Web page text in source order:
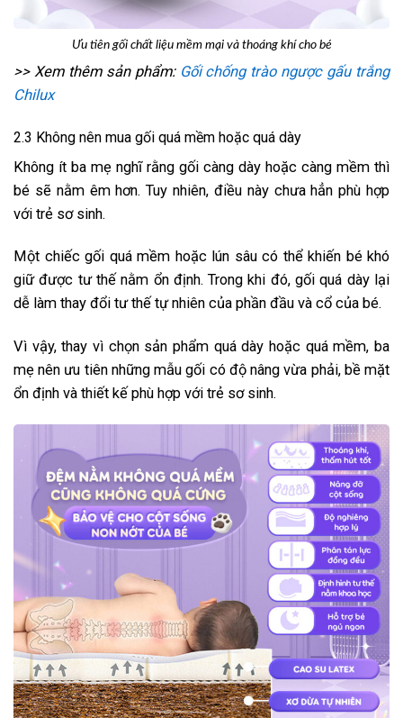
Ưu tiên gối chất liệu mềm mại và thoáng khí cho bé
>> Xem thêm sản phẩm: Gối chống trào ngược gấu trắng
Chilux
2.3 Không nên mua gối quá mềm hoặc quá dày
Không ít ba mẹ nghĩ rằng gối càng dày hoặc càng mềm thì
bé sẽ nằm êm hơn. Tuy nhiên, điều này chưa hẳn phù hợp
với trẻ sơ sinh.
Một chiếc gối quá mềm hoặc lún sâu có thể khiến bé khó
giữ được tư thế nằm ổn định. Trong khi đó, gối quá dày lại
dễ làm thay đổi tư thế tự nhiên của phần đầu và cổ của bé.
Vì vậy, thay vì chọn sản phẩm quá dày hoặc quá mềm, ba
mẹ nên ưu tiên những mẫu gối có độ nâng vừa phải, bề mặt
ổn định và thiết kế phù hợp với trẻ sơ sinh.